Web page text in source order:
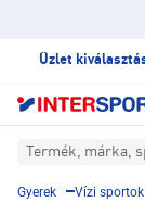
Üzlet
Termék, márka,
Gyerek Vízi sportok